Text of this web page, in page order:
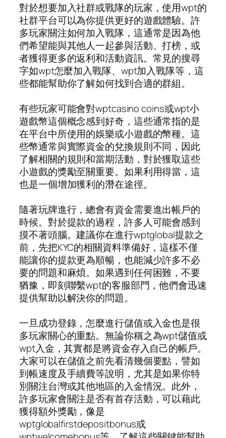
對於想要加入社群或戰隊的玩家，使用wpt的
社群平台可以為你提供更好的遊戲體驗。許
多玩家關注如何加入戰隊，這通常是因為他
們希望能與其他人一起參與活動、打榜，或
者獲得更多的返利和活動資訊。常見的搜尋
字如wpt怎麼加入戰隊、wpt加入戰隊等，這
些都能幫助你了解如何找到合適的群組。
有些玩家可能會對wptcasino coins或wpt小
遊戲幣這個概念感到好奇，這些通常指的是
在平台中所使用的娛樂或小遊戲的幣種。這
些幣通常與實際資金的兌換規則不同，因此
了解相關的規則和當期活動，對於獲取這些
小遊戲的獎勵至關重要。如果利用得當，這
也是一個增加獲利的潛在途徑。
隨著玩牌進行，總會有資金需要進出帳戶的
時候。對於提款的過程，許多人可能會感到
摸不著頭腦。建議你在進行wptglobal提款之
前，先把KYC的相關資料準備好，這樣不僅
能讓你的提款更為順暢，也能減少許多不必
要的問題和麻煩。如果遇到任何困難，不要
猶豫，即刻聯繫wpt的客服部門，他們會迅速
提供幫助以解決你的問題。
一旦成功登錄，怎麼進行儲值或入金也是很
多玩家關心的重點。無論你稱之為wpt儲值或
wpt入金，其實都是將資金存入自己的帳戶。
大家可以在儲值之前先看清幾個要點，譬如
到帳速度及手續費等說明，尤其是如果你特
別關注台灣或其他地區的入金情況。此外，
許多玩家會關注是否有首存活動，可以藉此
獲得額外獎勵，像是
wptglobalfirstdepositbonus或